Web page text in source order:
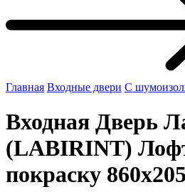
Главная Входные двери С
Входная Дверь
(LABIRINT)
покраску